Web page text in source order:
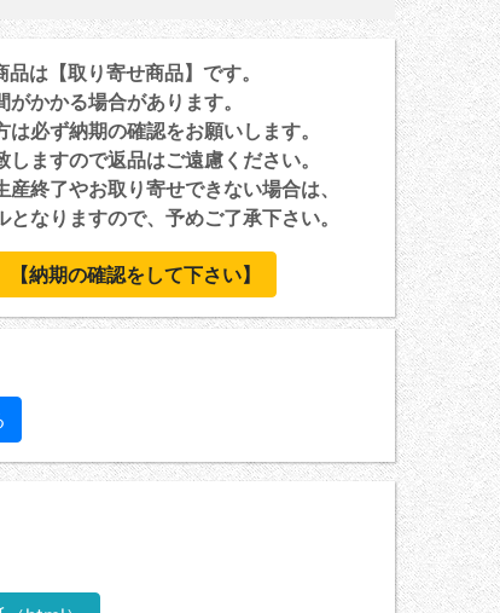
は【取り寄せ商品】です。
がかかる場合があります。
は必ず納期の確認をお願いします。
しますので返品はご遠慮ください。
産終了やお取り寄せできない場合は、
なりますので、予めご了承下さい。
【納期の確認をして下さい】